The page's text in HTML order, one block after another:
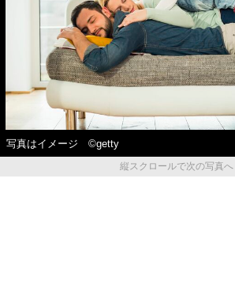
写真はイメージ ©getty
縦スクロールで次の写真へ